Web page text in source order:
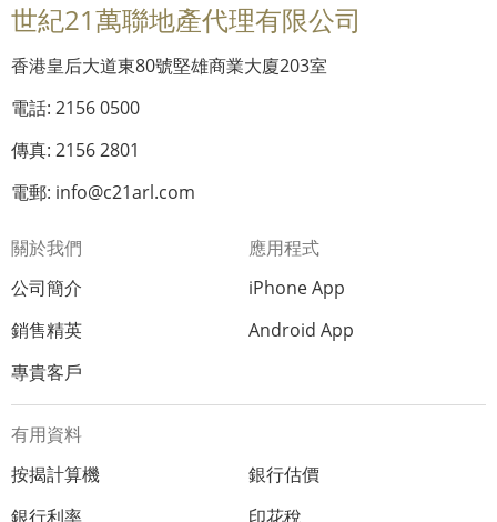
世紀21萬聯地產代理有限公司
香港皇后大道東80號堅雄商業大廈203室
電話: 2156 0500
傳真: 2156 2801
電郵: info@c21arl.com
關於我們
公司簡介
銷售精英
專貴客戶
應用程式
iPhone App
Android App
有用資料
按揭計算機
銀行估價
銀行利率
印花稅